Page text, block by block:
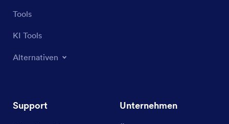
Tools
KI Tools
Alternativen
Support Unternehmen